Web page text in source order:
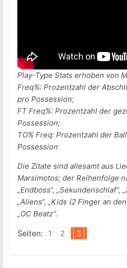
Play-Type Stats erhoben von
Freq%: Prozentzahl der
pro Possession;
FT Freq%: Prozentzahl der
Possession;
TO% Freq: Prozentzahl der
Possession
Die Zitate sind allesamt aus
Marsimotos; der Reihenfolge
„Endboss“, „Sekundenschlaf“,
„Aliens“, „Kids (2 Finger an
„OC Beatz“.
Seiten: 1 2 3